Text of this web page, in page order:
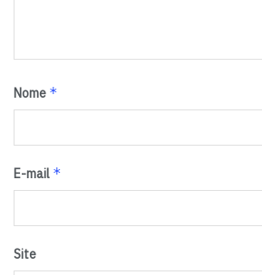
Nome *
E-mail *
Site